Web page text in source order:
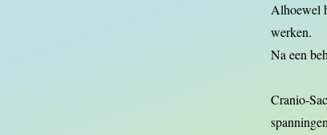
Alhoewel
werken.
Na een
Cranio-